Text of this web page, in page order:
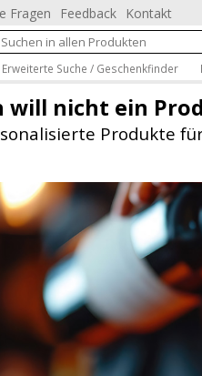
Fragen Feedback Kontakt
Erweiterte Suche / Geschenkfinder
will nicht ein
Produkte